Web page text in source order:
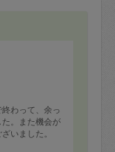
わって、余っ
。また機会が
いました。